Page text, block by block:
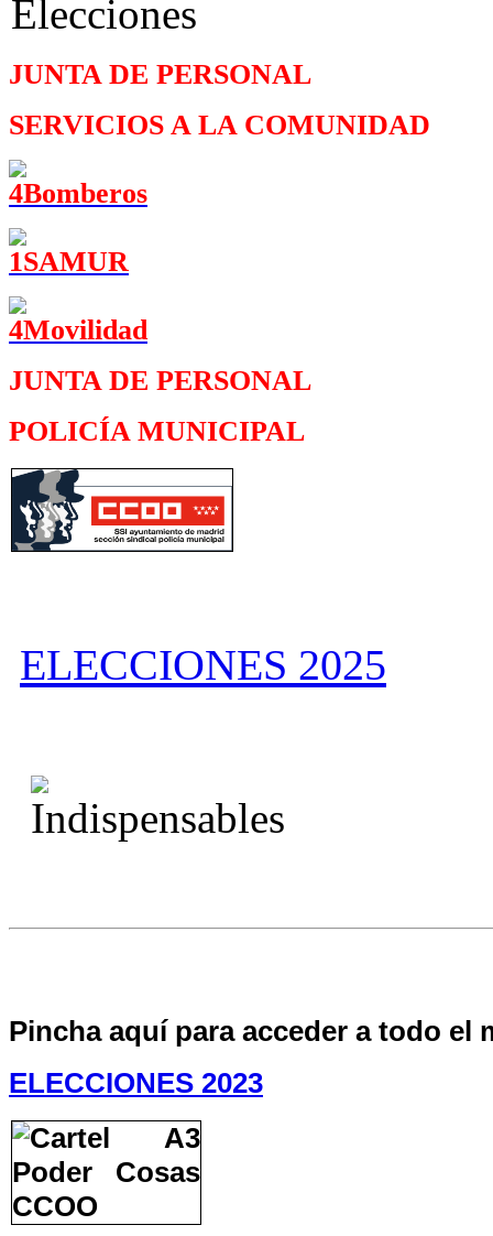
JUNTA DE PERSONAL
SERVICIOS A LA COMUNIDAD
JUNTA DE PERSONAL
POLICÍA MUNICIPAL
ELECCIONES 2025
Pincha aquí para acceder a todo el
ELECCIONES 2023